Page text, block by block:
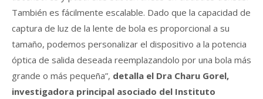
También es fácilmente escalable. Dado que la capacidad de
captura de luz de la lente de bola es proporcional a su
tamaño, podemos personalizar el dispositivo a la potencia
óptica de salida deseada reemplazandolo por una bola más
grande o más pequeña”, detalla el Dra Charu Gorel,
investigadora principal asociado del Instituto